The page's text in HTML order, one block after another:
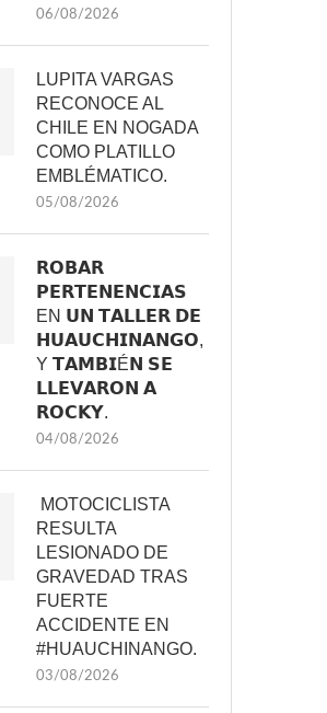
06/08/2026
LUPITA VARGAS
RECONOCE AL
CHILE EN NOGADA
COMO PLATILLO
EMBLÉMATICO.
05/08/2026
𝗥𝗢𝗕𝗔𝗥
𝗣𝗘𝗥𝗧𝗘𝗡𝗘𝗡𝗖𝗜𝗔𝗦
EN 𝗨𝗡 𝗧𝗔𝗟𝗟𝗘𝗥 𝗗𝗘
𝗛𝗨𝗔𝗨𝗖𝗛𝗜𝗡𝗔𝗡𝗚𝗢,
Y 𝗧𝗔𝗠𝗕𝗜É𝗡 𝗦𝗘
𝗟𝗟𝗘𝗩𝗔𝗥𝗢𝗡 𝗔
𝗥𝗢𝗖𝗞𝗬.
04/08/2026
MOTOCICLISTA
RESULTA
LESIONADO DE
GRAVEDAD TRAS
FUERTE
ACCIDENTE EN
#HUAUCHINANGO.
03/08/2026